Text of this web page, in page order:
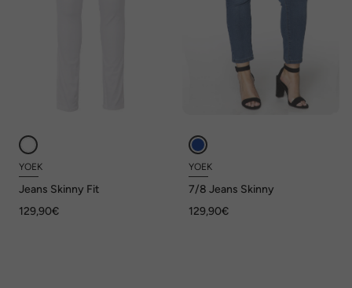
YOEK
Jeans Skinny Fit
129,90€
YOEK
7/8 Jeans Skinny
129,90€